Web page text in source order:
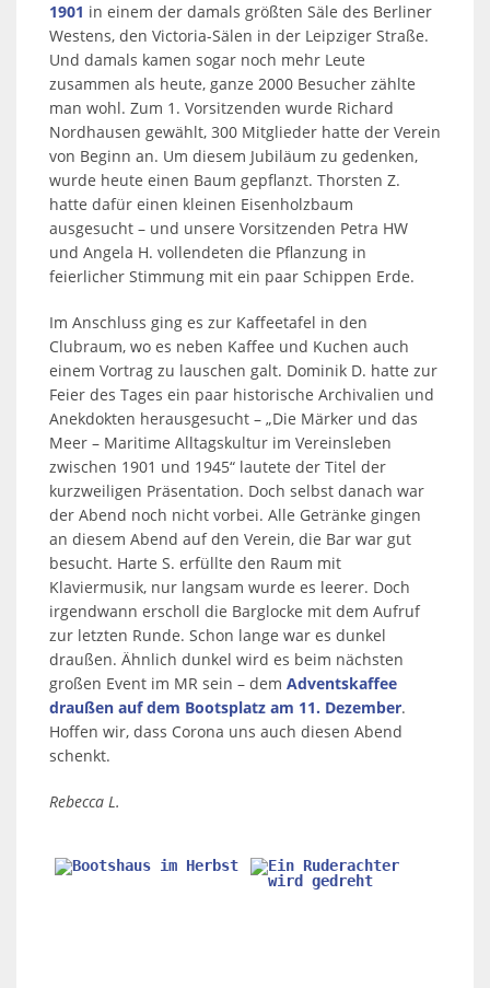
1901 in einem der damals größten Säle des Berliner
Westens, den Victoria-Sälen in der Leipziger Straße.
Und damals kamen sogar noch mehr Leute
zusammen als heute, ganze 2000 Besucher zählte
man wohl. Zum 1. Vorsitzenden wurde Richard
Nordhausen gewählt, 300 Mitglieder hatte der Verein
von Beginn an. Um diesem Jubiläum zu gedenken,
wurde heute einen Baum gepflanzt. Thorsten Z.
hatte dafür einen kleinen Eisenholzbaum
ausgesucht – und unsere Vorsitzenden Petra HW
und Angela H. vollendeten die Pflanzung in
feierlicher Stimmung mit ein paar Schippen Erde.
Im Anschluss ging es zur Kaffeetafel in den
Clubraum, wo es neben Kaffee und Kuchen auch
einem Vortrag zu lauschen galt. Dominik D. hatte zur
Feier des Tages ein paar historische Archivalien und
Anekdokten herausgesucht – „Die Märker und das
Meer – Maritime Alltagskultur im Vereinsleben
zwischen 1901 und 1945“ lautete der Titel der
kurzweiligen Präsentation. Doch selbst danach war
der Abend noch nicht vorbei. Alle Getränke gingen
an diesem Abend auf den Verein, die Bar war gut
besucht. Harte S. erfüllte den Raum mit
Klaviermusik, nur langsam wurde es leerer. Doch
irgendwann erscholl die Barglocke mit dem Aufruf
zur letzten Runde. Schon lange war es dunkel
draußen. Ähnlich dunkel wird es beim nächsten
großen Event im MR sein – dem Adventskaffee
draußen auf dem Bootsplatz am 11. Dezember.
Hoffen wir, dass Corona uns auch diesen Abend
schenkt.
Rebecca L.